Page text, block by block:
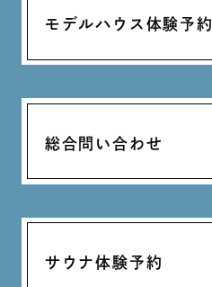
モデルハウス体験予約
総合問い合わせ
サウナ体験予約